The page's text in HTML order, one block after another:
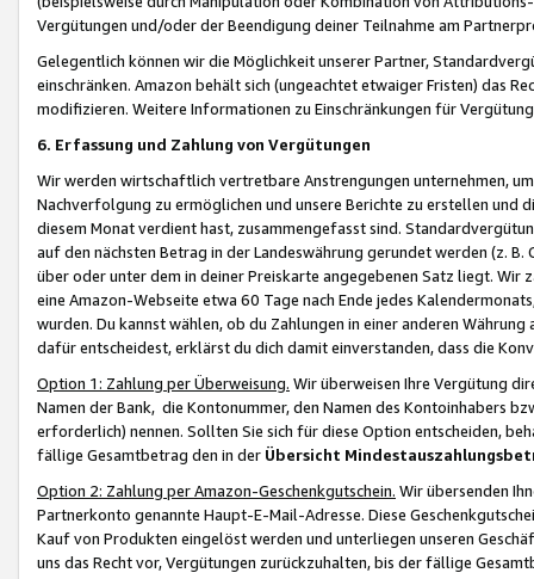
Vergütungen und/oder der Beendigung deiner Teilnahme am
Gelegentlich können wir die Möglichkeit unserer Partner,
einschränken. Amazon behält sich (ungeachtet etwaiger Fristen) das
modifizieren. Weitere Informationen zu Einschränkungen für
6. Erfassung und Zahlung von Vergütungen
Wir werden wirtschaftlich vertretbare Anstrengungen unternehmen,
Nachverfolgung zu ermöglichen und unsere Berichte zu erstellen und
diesem Monat verdient hast, zusammengefasst sind.
auf den nächsten Betrag in der Landeswährung gerundet werden (z.
über oder unter dem in deiner Preiskarte angegebenen Satz liegt.
eine Amazon-Webseite etwa 60 Tage nach Ende jedes
wurden. Du kannst wählen, ob du Zahlungen in einer anderen
dafür entscheidest, erklärst du dich damit einverstanden, dass die
Option 1: Zahlung per Überweisung. Wir überweisen Ihre Vergütung
Namen der Bank, die Kontonummer, den Namen des Kontoinhabers
erforderlich) nennen. Sollten Sie sich für diese Option entscheiden,
fällige Gesamtbetrag den in der Übersicht
Option 2: Zahlung per Amazon-Geschenkgutschein. Wir übersenden
Partnerkonto genannte Haupt-E-Mail-Adresse. Diese
Kauf von Produkten eingelöst werden und unterliegen unseren
uns das Recht vor, Vergütungen zurückzuhalten, bis der fällige